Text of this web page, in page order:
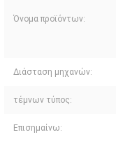
Όνομα προϊόντων:
Διάσταση μηχανών:
τέμνων τύπος:
Επισημαίνω: